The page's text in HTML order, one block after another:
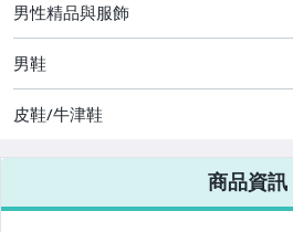
圖書/影音/文具
古董、藝術與礦石
手機、配件與通訊
美容保養與彩妝
電腦、平板與周邊
男性精品與服飾
男鞋
皮鞋/牛津鞋
商品資訊